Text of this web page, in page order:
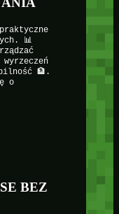
📊
🏦.
o
BEZ